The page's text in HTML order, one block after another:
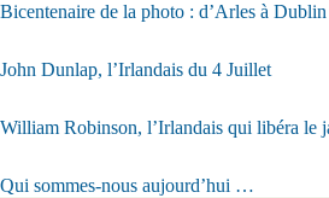
Bicentenaire de la photo : d’Arles à Dublin
John Dunlap, l’Irlandais du 4 Juillet
William Robinson, l’Irlandais qui libéra le
Qui sommes-nous aujourd’hui …